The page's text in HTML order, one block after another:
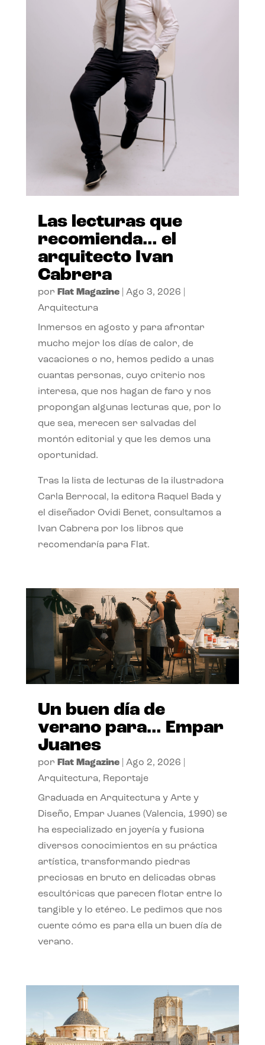
Las lecturas que
recomienda… el
arquitecto Ivan
Cabrera
por Flat Magazine| Ago 3, 2026
Arquitectura
Inmersos en agosto y para afrontar
mucho mejor los días de calor, de
vacaciones o no, hemos pedido a unas
cuantas personas, cuyo criterio nos
interesa, que nos hagan de faro y nos
propongan algunas lecturas que, por lo
que sea, merecen ser salvadas del
montón editorial y que les demos una
oportunidad.
Tras la lista de lecturas de la ilustradora
Carla Berrocal, la editora Raquel Bada y
el diseñador Ovidi Benet, consultamos a
Ivan Cabrera por los libros que
recomendaría para Flat.
Un buen día de
verano para… Empar
Juanes
por Flat Magazine| Ago 2, 2026
Arquitectura, Reportaje
Graduada en Arquitectura y Arte y
Diseño, Empar Juanes (Valencia, 1990) se
ha especializado en joyería y fusiona
diversos conocimientos en su práctica
artística, transformando piedras
preciosas en bruto en delicadas obras
escultóricas que parecen flotar entre lo
tangible y lo etéreo. Le pedimos que nos
cuente cómo es para ella un buen día de
verano.